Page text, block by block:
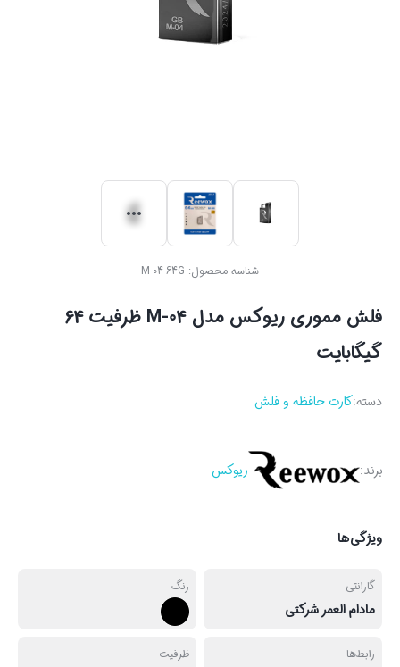
شناسه محصول: M-04-64G
فلش مموری ریوکس مدل M-04 ظرفیت 64
گیگابایت
دسته:کارت حافظه و فلش
برند: ریوکس
ویژگی‌ها
گارانتی
مادام العمر شرکتی
رنگ
رابط‌ها ظرفیت